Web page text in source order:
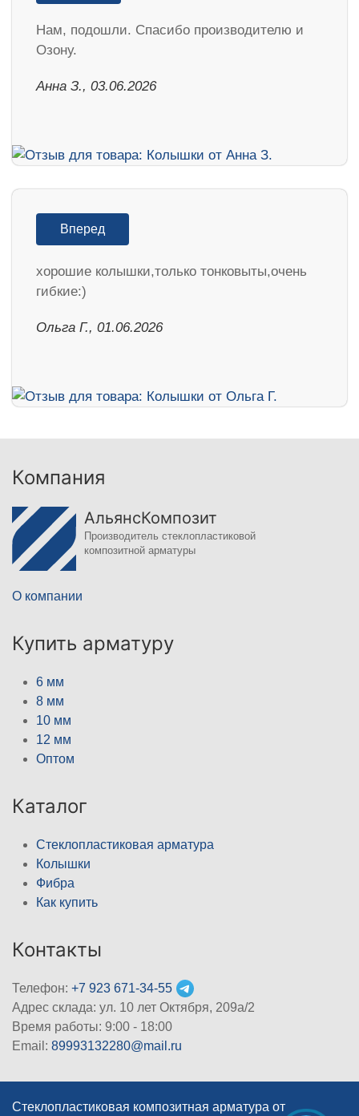
Нам, подошли. Спасибо производителю и
Озону.
Анна З., 03.06.2026
Вперед
хорошие колышки,только тонковыты,очень
гибкие:)
Ольга Г., 01.06.2026
Компания
АльянсКомпозит
Производитель стеклопластиковой
композитной арматуры
О компании
Купить арматуру
6 мм
8 мм
10 мм
12 мм
Оптом
Каталог
Стеклопластиковая арматура
Колышки
Фибра
Как купить
Контакты
Телефон: +7 923 671-34-55
Адрес склада: ул. 10 лет Октября, 209а/2
Время работы: 9:00 - 18:00
Email: 89993132280@mail.ru
Стеклопластиковая композитная арматура от